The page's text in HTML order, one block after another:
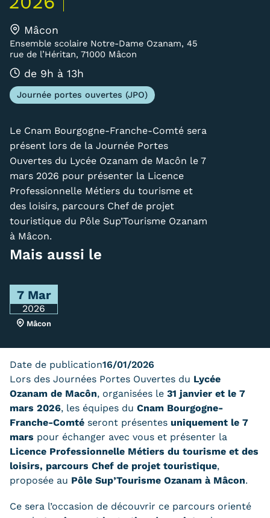
Carte lieux et centres Cnam en
BFC
Quoi de neuf au Cnam BFC?
Agenda
Revue de presse
Contact
Contacts services
Formations
Catalogue national
Équivalences, passerelles et
suites de parcours
Modalités d'enseignement
Formation en présentiel
Alternance
Mâcon
Ensemble scolaire Notre-Dame Ozanam, 45
rue de l’Héritan, 71000 Mâcon
de 9h à 13h
Journée portes ouvertes (JPO)
Le Cnam Bourgogne-Franche-Comté sera
présent lors de la Journée Portes
Ouvertes du Lycée Ozanam de Macôn le 7
mars 2026 pour présenter la Licence
Professionnelle Métiers du tourisme et
des loisirs, parcours Chef de projet
touristique du Pôle Sup’Tourisme Ozanam
à Mâcon.
Mais aussi le
7 Mar
2026
Mâcon
Date de publication16/01/2026
Lors des Journées Portes Ouvertes du Lycée
Ozanam de Macôn, organisées le 31 janvier et le 7
mars 2026, les équipes du Cnam Bourgogne-
Franche-Comté seront présentes uniquement le 7
mars pour échanger avec vous et présenter la
Licence Professionnelle Métiers du tourisme et des
loisirs, parcours Chef de projet touristique,
proposée au Pôle Sup’Tourisme Ozanam à Mâcon.
Ce sera l’occasion de découvrir ce parcours orienté